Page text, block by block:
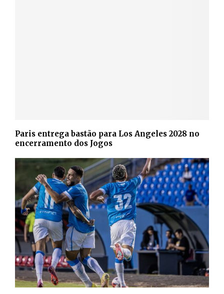
Paris entrega bastão para Los Angeles 2028 no
encerramento dos Jogos